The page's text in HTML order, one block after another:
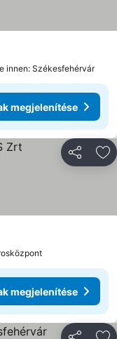
innen: Székesfehérvár
megjelenítése
megjelenítése